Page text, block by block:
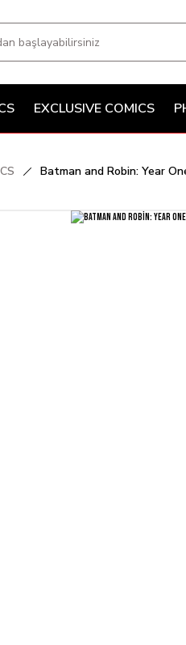
EXCLUSIVE COMICS
Batman and Robin: Year